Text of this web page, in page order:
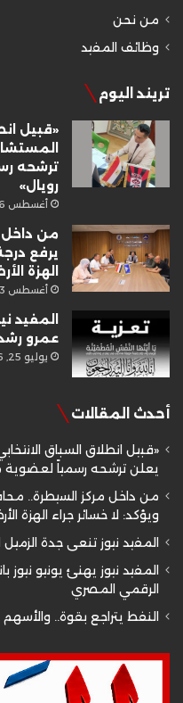
من نحن
وظائف المفيد
تريند اليوم
«قبيل
ترشحه
رويال»
أغسطس 6, 2026
من داخل
يرفع
الهزة
أغسطس 3, 2026
المفيد
عمرو
يوليو 25, 2026
أحدث المقالات
«قبيل انطلاق السباق
يعلن ترشحه رسمياً لعضوية
من داخل مركز السيطرة..
ويؤكد: لا خسائر جراء الهزة
المفيد نيوز تنعى جدة
المفيد نيوز يهنئ يونيو نيوز
الرقمي المصري
النفط يتراجع بقوة..